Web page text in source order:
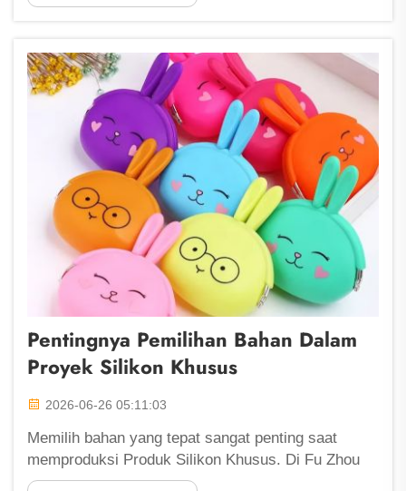
peralatan dapur hingga pelindung ponsel. Di Fu
dibuat khusus untuk Anda, produk tersebut dapat...
Pentingnya Pemilihan Bahan Dalam
Proyek Silikon Khusus
2026-06-26 05:11:03
Memilih bahan yang tepat sangat penting saat
memproduksi Produk Silikon Khusus. Di Fu Zhou
ShengLeaf, kami memahami bahwa pilihan silikon